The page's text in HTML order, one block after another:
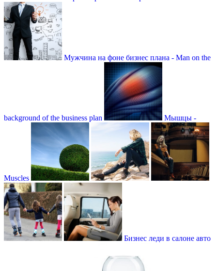
Мужчина на фоне бизнес плана - Мan on the
background of the business plan Мышцы -
Muscles
Бизнес леди в салоне авто